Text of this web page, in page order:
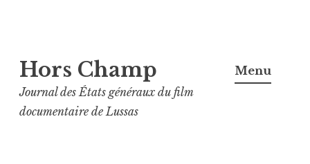
au
contenu
principal
Hors Champ
Journal des États généraux du film
documentaire de Lussas
Menu